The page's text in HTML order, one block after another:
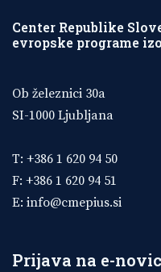
Center Republike
evropske programe
Ob železnici 30a
SI-1000 Ljubljana
T: +386 1 620 94 50
F: +386 1 620 94 51
E: info@cmepius.si
Prijava na e-